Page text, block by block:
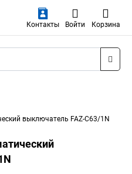
Контакты Войти Корзина
выключатель FAZ-C63/1N